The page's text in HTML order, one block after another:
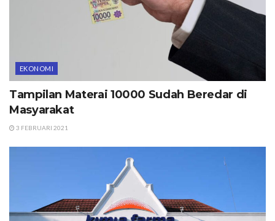
EKONOMI
Tampilan Materai 10000 Sudah Beredar di
Masyarakat
3 FEBRUARI 2021